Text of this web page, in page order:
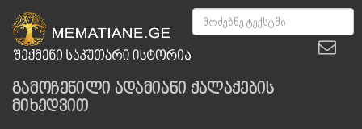
გამოჩენილი ადამიანი ქალაქების
მიხედვით